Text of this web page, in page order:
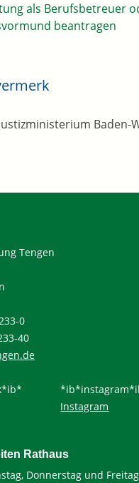
als Berufsbetreuer
beantragen
Baden-
Tengen
0
40
Instagram
Rathaus
Donnerstag und